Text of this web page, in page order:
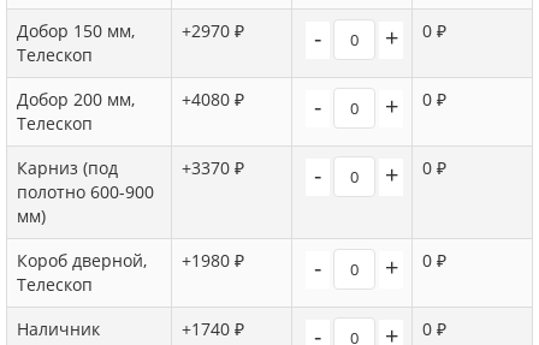
Добор 150 мм,
Телескоп
+2970 ₽ - + 0 ₽
Добор 200 мм,
Телескоп
+4080 ₽ - + 0 ₽
Карниз (под
полотно 600-900
мм)
+3370 ₽ - + 0 ₽
Короб дверной,
Телескоп
+1980 ₽ - + 0 ₽
Наличник
+1740 ₽ - + 0 ₽